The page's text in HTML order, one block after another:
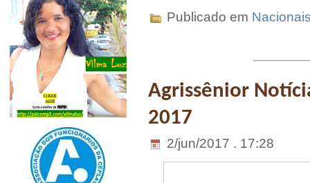
Publicado em
Agrissênior
2017
2/jun/2017 . 17:28